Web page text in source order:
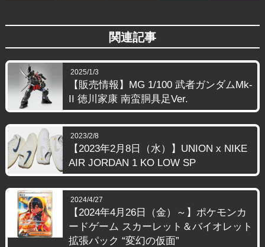
関連記事
2025/1/3
【販売情報】MG 1/100 武者ガンダムMk-
II 徳川家康 南蛮胴具足Ver.
2023/2/8
【2023年2月8日（水）】UNION x NIKE
AIR JORDAN 1 KO LOW SP
2024/4/27
【2024年4月26日（金）～】ポケモンカ
ードゲーム スカーレット＆バイオレット
拡張パック “変幻の仮面”